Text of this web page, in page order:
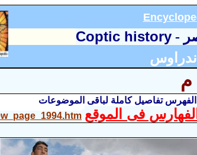
-
Coptic history
م
الفهرس تفاصيل كاملة لباقى الموضوعات
الفهارس فى الموقع